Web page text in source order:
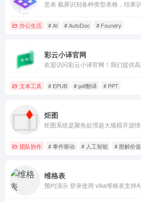
办公生活 # AI # AutoDoc # Foundry
彩云小译官网
文本工具 # EPUB # pdf翻译 # PPT
炬图
团队协作 # 事件驱动 # 人工智能 # 图解价值
维格表